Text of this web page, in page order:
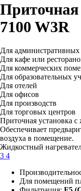
Приточная
7100 W3R
Для административных
Для кафе или
Для коммерческих
Для образовательных
Для отелей
Для офисов
Для производств
Для торговых центров
Приточная установка
Обеспечивает
воздуха в помещение.
Жидкостный
3 4
Для помещений